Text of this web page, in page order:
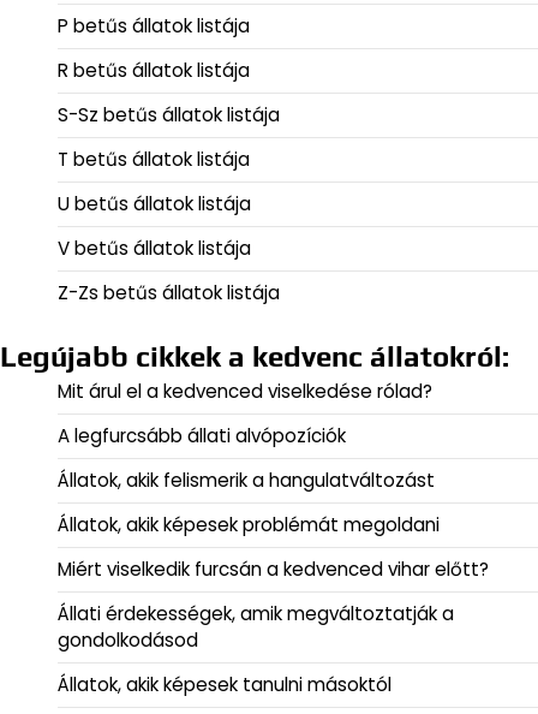
P betűs állatok listája
R betűs állatok listája
S-Sz betűs állatok listája
T betűs állatok listája
U betűs állatok listája
V betűs állatok listája
Z-Zs betűs állatok listája
Legújabb cikkek a kedvenc állatokról:
Mit árul el a kedvenced viselkedése rólad?
A legfurcsább állati alvópozíciók
Állatok, akik felismerik a hangulatváltozást
Állatok, akik képesek problémát megoldani
Miért viselkedik furcsán a kedvenced vihar előtt?
Állati érdekességek, amik megváltoztatják a
gondolkodásod
Állatok, akik képesek tanulni másoktól